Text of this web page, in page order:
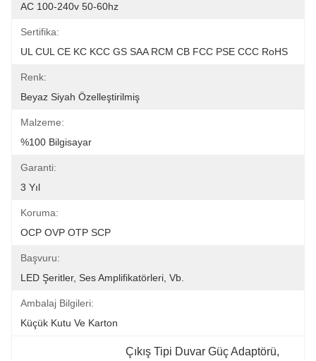
AC 100-240v 50-60hz
Sertifika:
UL CUL CE KC KCC GS SAA RCM CB FCC PSE CCC RoHS
Renk:
Beyaz Siyah Özelleştirilmiş
Malzeme:
%100 Bilgisayar
Garanti:
3 Yıl
Koruma:
OCP OVP OTP SCP
Başvuru:
LED Şeritler, Ses Amplifikatörleri, Vb.
Ambalaj Bilgileri:
Küçük Kutu Ve Karton
Çıkış Tipi Duvar Güç Adaptörü,